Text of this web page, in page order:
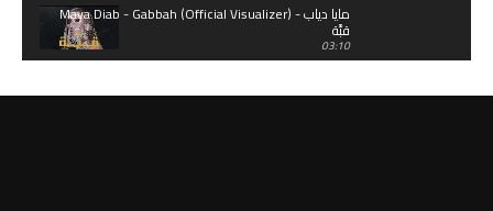
Maya Diab - Gabbah (Official Visualizer) مايا دياب -
قبَّة
03:10
Music Video) | ماريلين نعمان - تعا نسهر سوا